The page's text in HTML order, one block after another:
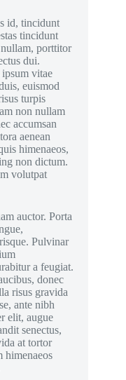
id, tincidunt
tincidunt
porttitor
dui.
vitae
euismod
turpis
non nullam
accumsan
aenean
himenaeos,
non dictum.
volutpat
auctor. Porta
Pulvinar
a feugiat.
donec
risus gravida
ante nibh
elit, augue
senectus,
at tortor
himenaeos